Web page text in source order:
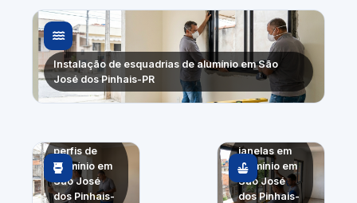
Instalação de esquadrias de alumínio em São
José dos Pinhais-PR
perfis de
alumínio em
São José
dos Pinhais-
janelas em
alumínio em
São José
dos Pinhais-